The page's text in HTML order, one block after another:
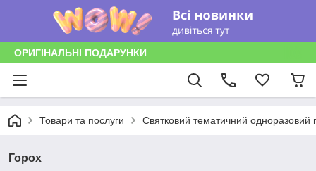
ОРИГІНАЛЬНІ ПОДАРУНКИ
Товари та послуги Святковий тематичний одноразовий
Горох